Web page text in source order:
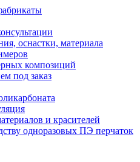
оснастки, материала
композиций
под заказ
и красителей
одноразовых ПЭ перчаток